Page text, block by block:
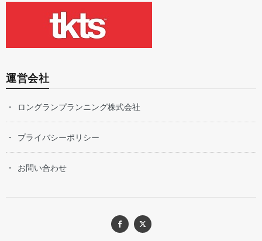
運営会社
ロングランプランニング株式会社
プライバシーポリシー
お問い合わせ